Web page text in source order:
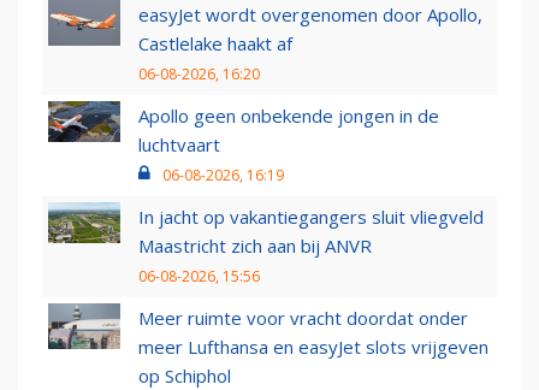
easyJet wordt overgenomen door Apollo,
Castlelake haakt af
06-08-2026, 16:20
Apollo geen onbekende jongen in de
luchtvaart
06-08-2026, 16:19
In jacht op vakantiegangers sluit vliegveld
Maastricht zich aan bij ANVR
06-08-2026, 15:56
Meer ruimte voor vracht doordat onder
meer Lufthansa en easyJet slots vrijgeven
op Schiphol